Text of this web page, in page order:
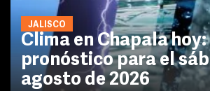
JALISCO
Clima en Chapala hoy:
pronóstico para el
agosto de 2026